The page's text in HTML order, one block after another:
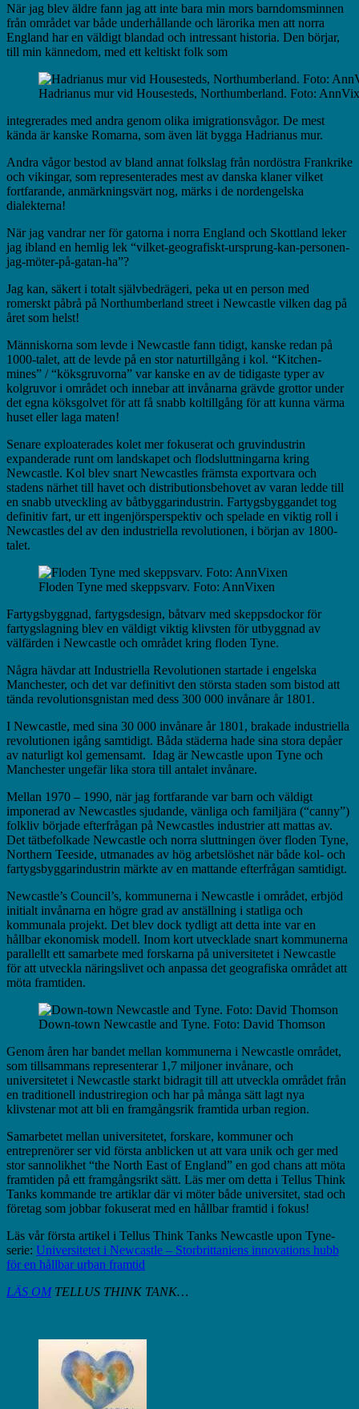
När jag blev äldre fann jag att inte bara min mors barndomsminnen
från området var både underhållande och lärorika men att norra
England har en väldigt blandad och intressant historia. Den börjar,
till min kännedom, med ett keltiskt folk som
Hadrianus mur vid Housesteds, Northumberland. Foto:
integrerades med andra genom olika imigrationsvågor. De mest
kända är kanske Romarna, som även lät bygga Hadrianus mur.
Andra vågor bestod av bland annat folkslag från nordöstra Frankrike
och vikingar, som representerades mest av danska klaner vilket
fortfarande, anmärkningsvärt nog, märks i de nordengelska
dialekterna!
När jag vandrar ner för gatorna i norra England och Skottland leker
jag ibland en hemlig lek “vilket-geografiskt-ursprung-kan-personen-
jag-möter-på-gatan-ha”?
Jag kan, säkert i totalt självbedrägeri, peka ut en person med
romerskt påbrå på Northumberland street i Newcastle vilken dag på
året som helst!
Människorna som levde i Newcastle fann tidigt, kanske redan på
1000-talet, att de levde på en stor naturtillgång i kol. “Kitchen-
mines” / “köksgruvorna” var kanske en av de tidigaste typer av
kolgruvor i området och innebar att invånarna grävde grottor under
det egna köksgolvet för att få snabb koltillgång för att kunna värma
huset eller laga maten!
Senare exploaterades kolet mer fokuserat och gruvindustrin
expanderade runt om landskapet och flodsluttningarna kring
Newcastle. Kol blev snart Newcastles främsta exportvara och
stadens närhet till havet och distributionsbehovet av varan ledde till
en snabb utveckling av båtbyggarindustrin. Fartygsbyggandet tog
definitiv fart, ur ett ingenjörsperspektiv och spelade en viktig roll i
Newcastles del av den industriella revolutionen, i början av 1800-
talet.
Floden Tyne med skeppsvarv. Foto: AnnVixen
Fartygsbyggnad, fartygsdesign, båtvarv med skeppsdockor för
fartygslagning blev en väldigt viktig klivsten för utbyggnad av
välfärden i Newcastle och området kring floden Tyne.
Några hävdar att Industriella Revolutionen startade i engelska
Manchester, och det var definitivt den största staden som bistod att
tända revolutionsgnistan med dess 300 000 invånare år 1801.
I Newcastle, med sina 30 000 invånare år 1801, brakade industriella
revolutionen igång samtidigt. Båda städerna hade sina stora depåer
av naturligt kol gemensamt. Idag är Newcastle upon Tyne och
Manchester ungefär lika stora till antalet invånare.
Mellan 1970 – 1990, när jag fortfarande var barn och väldigt
imponerad av Newcastles sjudande, vänliga och familjära (“canny”)
folkliv började efterfrågan på Newcastles industrier att mattas av.
Det tätbefolkade Newcastle och norra sluttningen över floden Tyne,
Northern Teeside, utmanades av hög arbetslöshet när både kol- och
fartygsbyggarindustrin märkte av en mattande efterfrågan samtidigt.
Newcastle’s Council’s, kommunerna i Newcastle i området, erbjöd
initialt invånarna en högre grad av anställning i statliga och
kommunala projekt. Det blev dock tydligt att detta inte var en
hållbar ekonomisk modell. Inom kort utvecklade snart kommunerna
parallellt ett samarbete med forskarna på universitetet i Newcastle
för att utveckla näringslivet och anpassa det geografiska området att
möta framtiden.
Down-town Newcastle and Tyne. Foto: David Thomson
Genom åren har bandet mellan kommunerna i Newcastle området,
som tillsammans representerar 1,7 miljoner invånare, och
universitetet i Newcastle starkt bidragit till att utveckla området från
en traditionell industriregion och har på många sätt lagt nya
klivstenar mot att bli en framgångsrik framtida urban region.
Samarbetet mellan universitetet, forskare, kommuner och
entreprenörer ser vid första anblicken ut att vara unik och ger med
stor sannolikhet “the North East of England” en god chans att möta
framtiden på ett framgångsrikt sätt. Läs mer om detta i Tellus Think
Tanks kommande tre artiklar där vi möter både universitet, stad och
företag som jobbar fokuserat med en hållbar framtid i fokus!
Läs vår första artikel i Tellus Think Tanks Newcastle upon Tyne-
serie: Universitetet i Newcastle – Storbrittaniens innovations hubb
för en hållbar urban framtid
LÄS OMTELLUS THINK TANK…